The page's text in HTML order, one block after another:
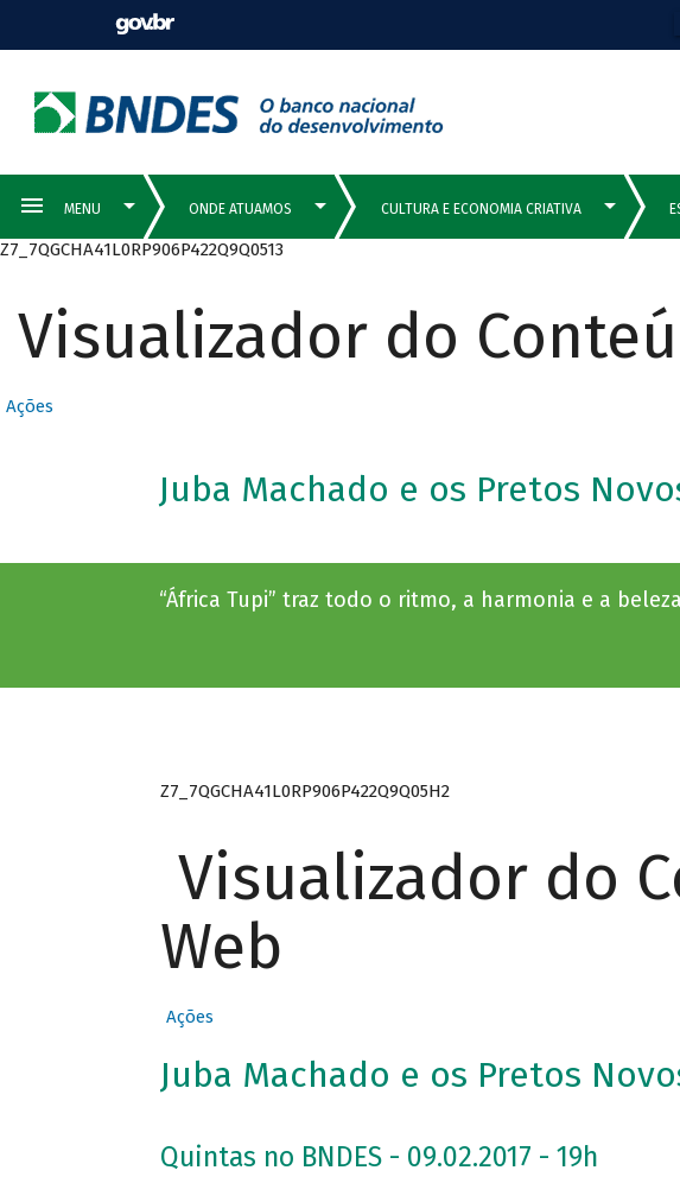
Z7_7QGCHA41L0RP906P422Q9Q0513
Visualizador do
Ações
Juba Machado e os Pretos
“África Tupi” traz todo o ritmo, a harmonia e a
Z7_7QGCHA41L0RP906P422Q9Q05H2
Visualizador do
Web
Ações
Juba Machado e os Pretos
Quintas no BNDES - 09.02.2017 - 19h